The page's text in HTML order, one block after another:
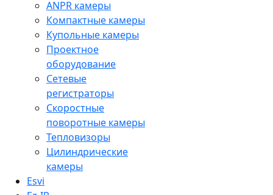
ANPR камеры
Компактные камеры
Купольные камеры
Проектное
оборудование
Сетевые
регистраторы
Скоростные
поворотные камеры
Тепловизоры
Цилиндрические
камеры
Esvi